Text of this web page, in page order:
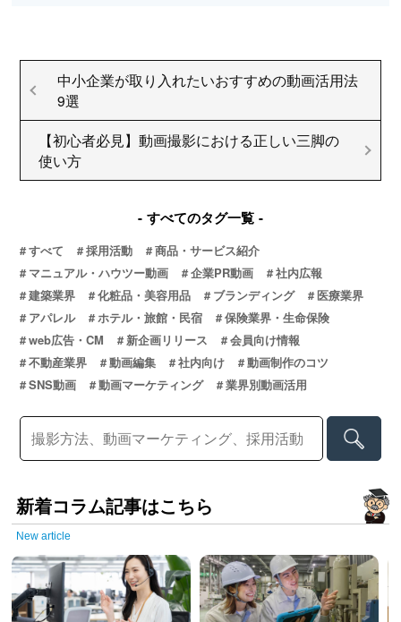
中小企業が取り入れたいおすすめの動画活用法
9選
【初心者必見】動画撮影における正しい三脚の
使い方
すべてのタグ一覧
すべて 採用活動
商品・サービス紹介
マニュアル・ハウツー動画
企業PR動画
社内広報
建築業界
化粧品・美容用品 ブランディング
医療業界
アパレル
ホテル・旅館・民宿
保険業界・生命保険
web広告・CM
新企画リリース
会員向け情報
不動産業界
動画編集 社内向け
動画制作のコツ
SNS動画
動画マーケティング 業界別動画活用
新着コラム記事はこちら
New article